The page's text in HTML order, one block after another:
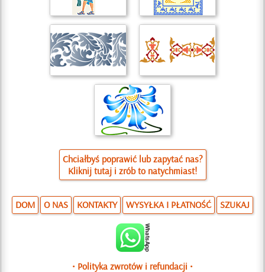
Chciałbyś poprawić lub zapytać nas?
Kliknij tutaj i zrób to natychmiast!
DOM O NAS KONTAKTY WYSYŁKA I PŁATNOŚĆ SZUKAJ
• Polityka zwrotów i refundacji •